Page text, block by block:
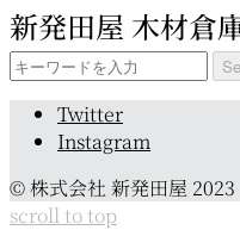
カ
イ
ブ
新発田屋 木材倉
Search
Twitter
Instagram
© 株式会社 新発田屋 2023
scroll to top